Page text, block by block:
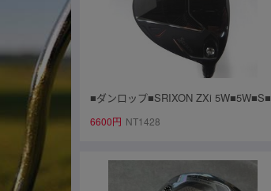
■ダンロップ■SRIXON ZXi 5W■5W■S■
Diamana ZXi 50■中古■1円～
6600円 NT1428